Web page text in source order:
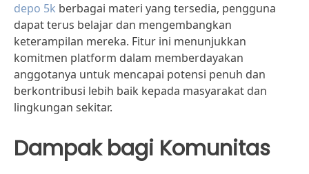
depo 5k berbagai materi yang tersedia, pengguna
dapat terus belajar dan mengembangkan
keterampilan mereka. Fitur ini menunjukkan
komitmen platform dalam memberdayakan
anggotanya untuk mencapai potensi penuh dan
berkontribusi lebih baik kepada masyarakat dan
lingkungan sekitar.
Dampak bagi Komunitas